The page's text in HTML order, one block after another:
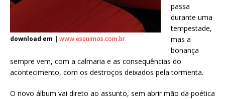
download em | www.esquimos.com.br
passa
durante uma
tempestade,
mas a
bonança
sempre vem, com a calmaria e as consequências do
acontecimento, com os destroços deixados pela tormenta.
O novo álbum vai direto ao assunto, sem abrir mão da poética